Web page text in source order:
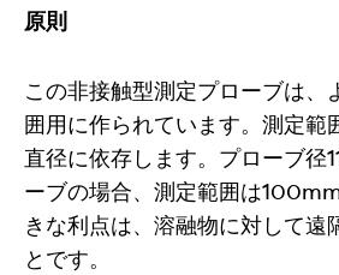
原則
この非接触型測定プローブは、
囲用に作られています。測定範
直径に依存します。プローブ径
ーブの場合、測定範囲は
きな利点は、溶融物に対して遠
とです。